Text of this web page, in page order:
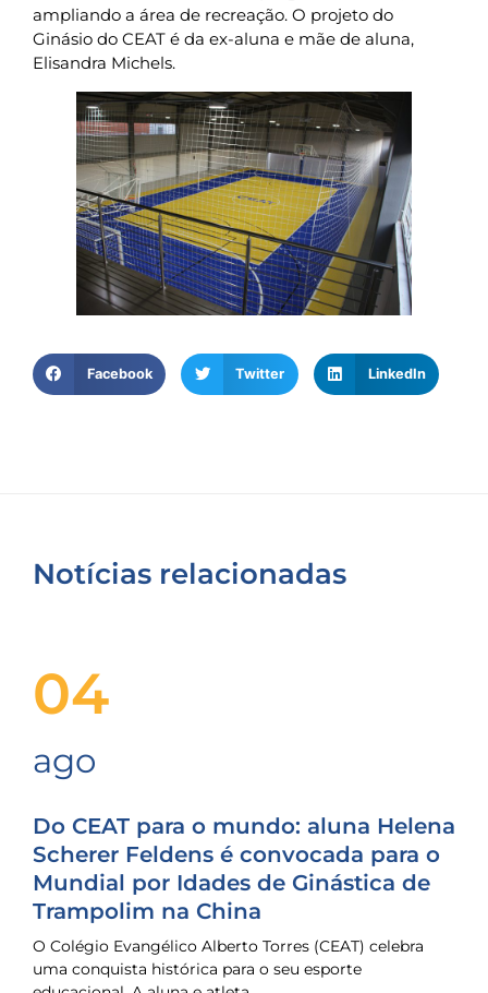
ampliando a área de recreação. O projeto do
Ginásio do CEAT é da ex-aluna e mãe de aluna,
Elisandra Michels.
Facebook Twitter LinkedIn
Notícias relacionadas
04
ago
Do CEAT para o mundo: aluna Helena
Scherer Feldens é convocada para o
Mundial por Idades de Ginástica de
Trampolim na China
O Colégio Evangélico Alberto Torres (CEAT) celebra
uma conquista histórica para o seu esporte